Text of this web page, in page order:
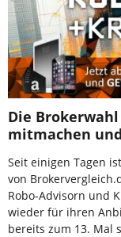
Die
mitmachen
Seit einigen Tagen
von
Robo-Advisorn und
wieder für ihren
bereits zum 13. Mal